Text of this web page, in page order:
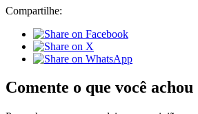
Compartilhe:
Comente o que você achou